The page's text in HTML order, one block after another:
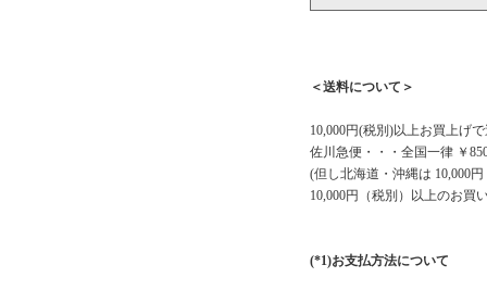
＜送料について＞
10,000円(税別)以上お買上げ
佐川急便・・・全国一律 ￥
(但し北海道・沖縄は 10,000
10,000円（税別）以上のお買
(*1)お支払方法について